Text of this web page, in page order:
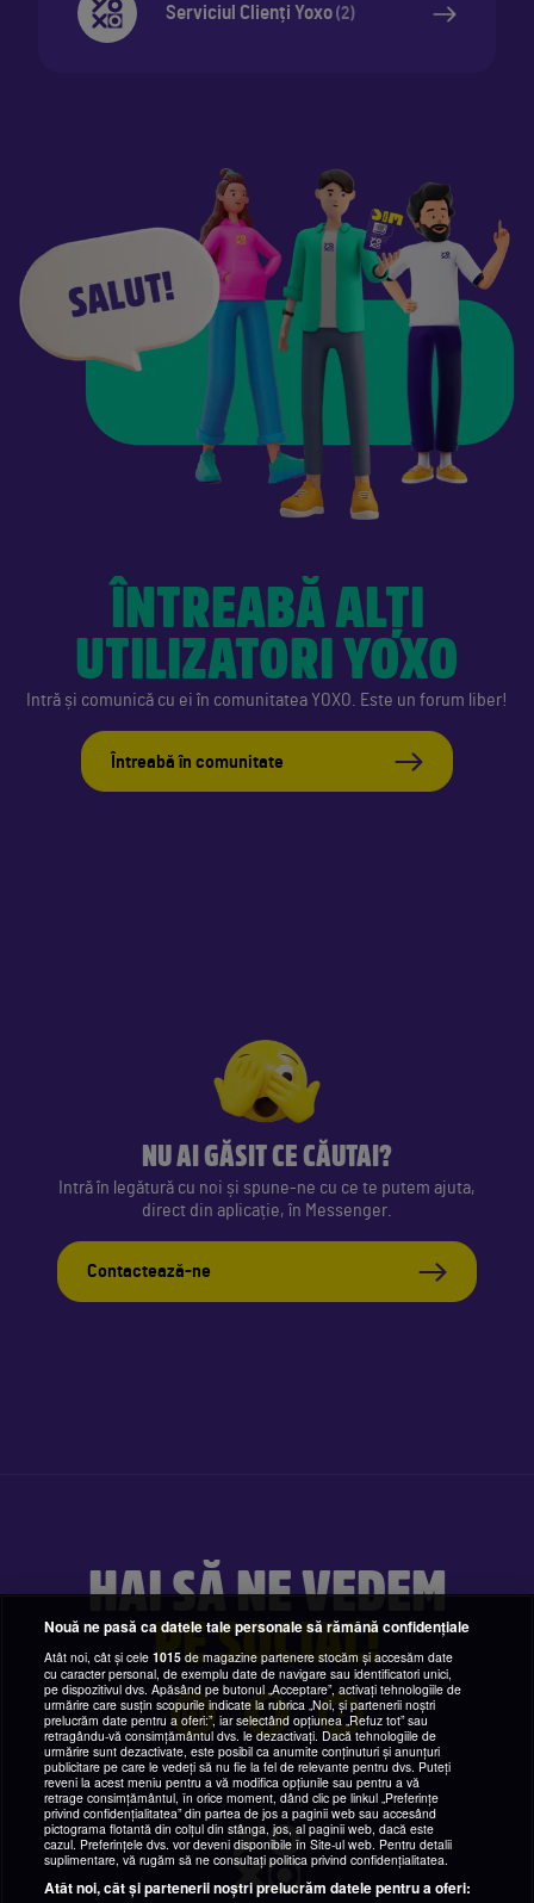
Serviciul Clienți Yoxo (2)
ÎNTREABĂ ALȚI
UTILIZATORI YOXO
Intră și comunică cu ei în comunitatea YOXO. Este un forum liber!
Întreabă în comunitate
NU AI GĂSIT CE CĂUTAI?
Intră în legătură cu noi și spune-ne cu ce te putem ajuta,
direct din aplicație, în Messenger.
Contactează-ne
HAI SĂ NE VEDEM
PE SOCIAL!
Nouă ne pasă ca datele tale personale să rămână confidențiale
Atât noi, cât și cele1015 de magazine partenere stocăm și accesăm date
cu caracter personal, de exemplu date de navigare sau identificatori unici,
pe dispozitivul dvs. Apăsând pe butonul „Acceptare”, activați tehnologiile de
urmărire care susțin scopurile indicate la rubrica „Noi, și partenerii noștri
prelucrăm date pentru a oferi:”, iar selectând opțiunea „Refuz tot” sau
retragându-vă consimțământul dvs. le dezactivați. Dacă tehnologiile de
urmărire sunt dezactivate, este posibil ca anumite conținuturi și anunțuri
publicitare pe care le vedeți să nu fie la fel de relevante pentru dvs. Puteți
reveni la acest meniu pentru a vă modifica opțiunile sau pentru a vă
retrage consimțământul, în orice moment, dând clic pe linkul „Preferințe
privind confidențialitatea” din partea de jos a paginii web sau accesând
pictograma flotantă din colțul din stânga, jos, al paginii web, dacă este
cazul. Preferințele dvs. vor deveni disponibile în Site-ul web. Pentru detalii
suplimentare, vă rugăm să ne consultați politica privind confidențialitatea.
Atât noi, cât și partenerii noștri prelucrăm datele pentru a oferi: